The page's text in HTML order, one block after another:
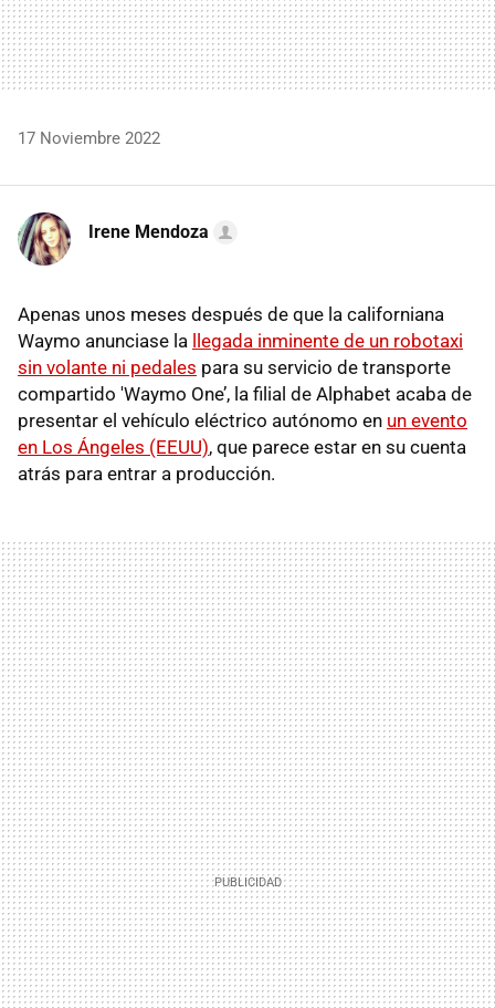
17 Noviembre 2022
Irene Mendoza
Apenas unos meses después de que la californiana
Waymo anunciase la llegada inminente de un robotaxi
sin volante ni pedales para su servicio de transporte
compartido 'Waymo One’, la filial de Alphabet acaba de
presentar el vehículo eléctrico autónomo en un evento
en Los Ángeles (EEUU), que parece estar en su cuenta
atrás para entrar a producción.